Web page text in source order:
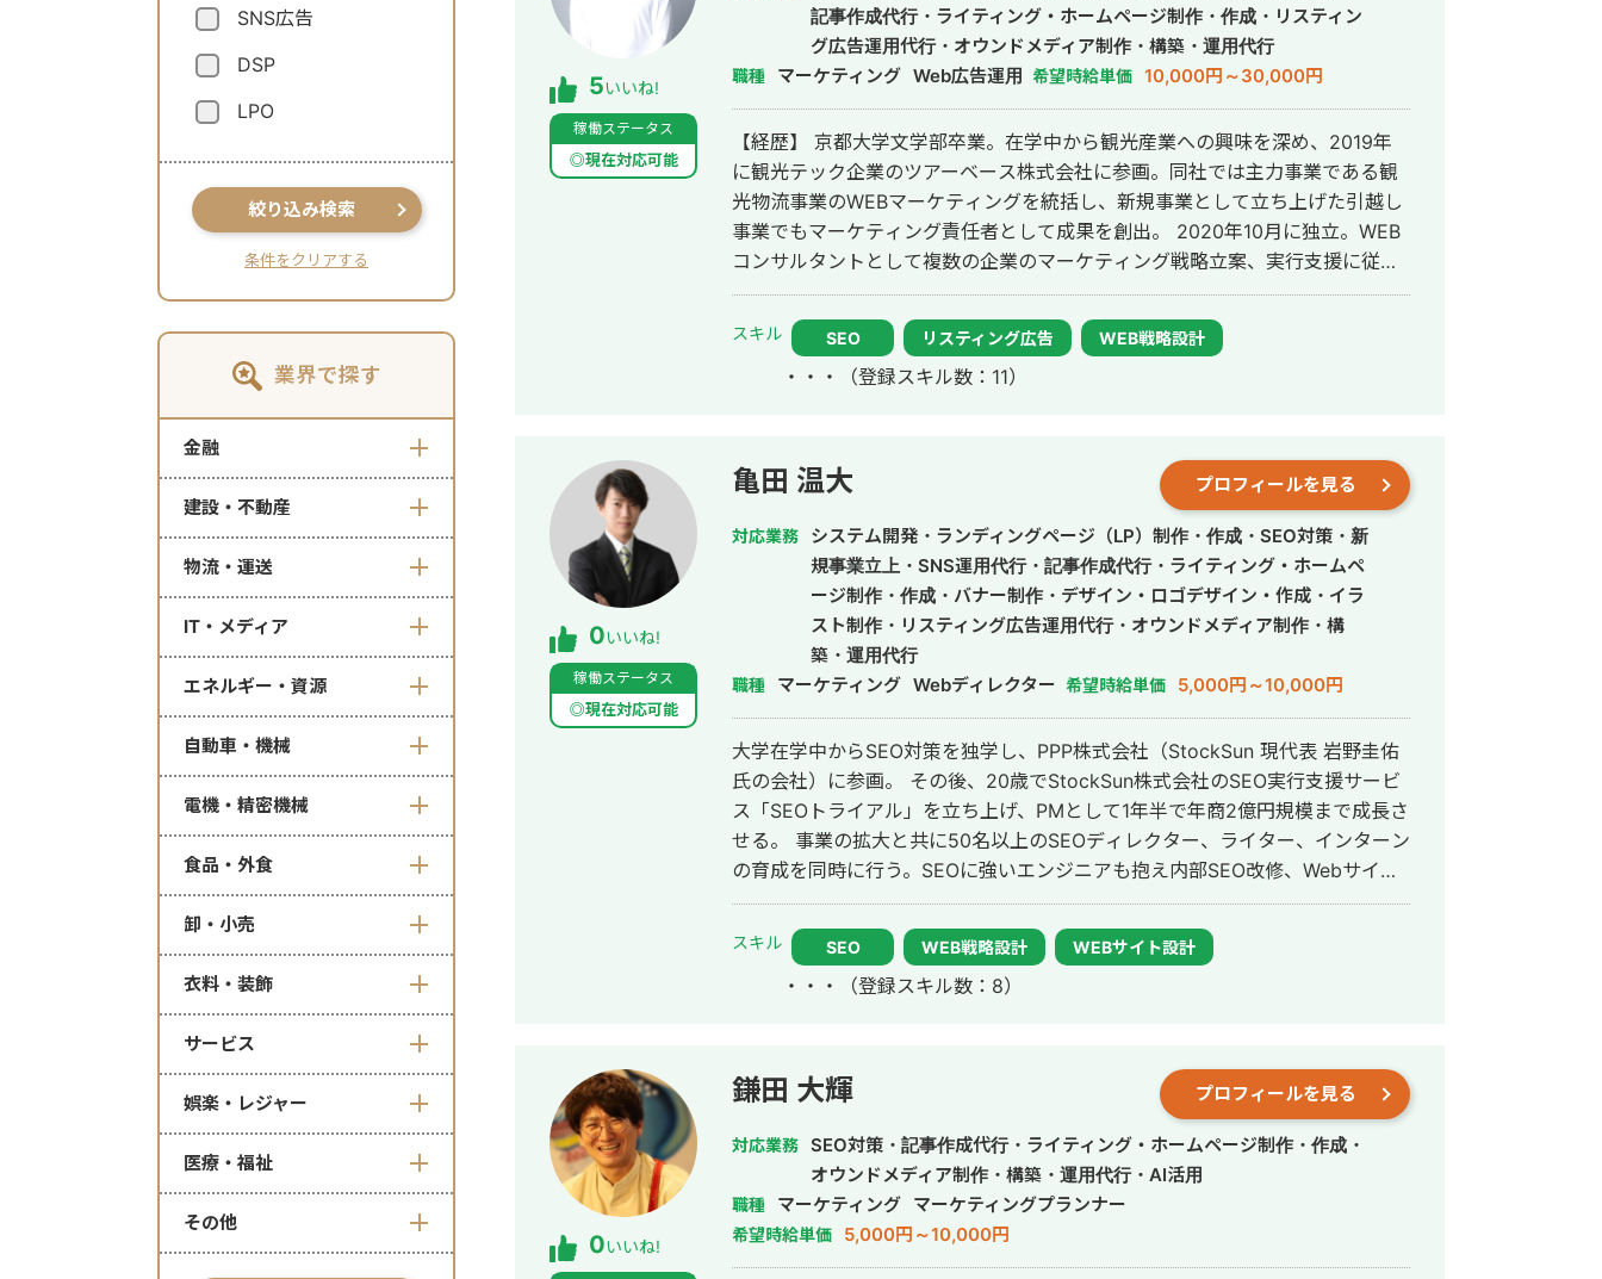
SNS広告
DSP
LPO
絞り込み検索
条件をクリアする
業界で探す
金融
建設・不動産
物流・運送
IT・メディア
エネルギー・資源
自動車・機械
電機・精密機械
食品・外食
卸・小売
衣料・装飾
サービス
娯楽・レジャー
医療・福祉
その他
5いいね!
稼働ステータス
◎現在対応可能
記事作成代行・ライティング・ホームページ制作・作成・リスティン
グ広告運用代行・オウンドメディア制作・構築・運用代行
職種 マーケティング Web広告運用 希望時給単価 10,000円～30,000円
【経歴】 京都大学文学部卒業。在学中から観光産業への興味を深め、2019年
に観光テック企業のツアーベース株式会社に参画。同社では主力事業である観
光物流事業のWEBマーケティングを統括し、新規事業として立ち上げた引越し
事業でもマーケティング責任者として成果を創出。 2020年10月に独立。WEB
コンサルタントとして複数の企業のマーケティング戦略立案、実行支援に従
事。特にBtoBマーケティング、リードジェネレーション、SEO戦略の領域で支
援実績を重ねる。 2021年6月、デジタルマーケティング支援を手がける株式会
社deltaを設立、代表取締役に就任。20社以上のクライアントの事業成長を支
援している。WEBマーケティング戦略の立案から実行支援、社内体制の構築ま
回収会社様 ご依頼内容：飛び込みで集客していたが、WEBでの集客を始めたい
施策：まずはすぐに結果のでるリスティング広告から始めることを提案。 不用
品回収業者は悪質業者が多いことから、安心・安全を訴求したLPを作成しリス
ティング広告を開始。 結果：CPA1500円で毎月の問い合わせが30件達成 ・関
西エリアの引越し業者様 ご依頼内容：リスティング広告からの売上があまり上
がらない。 またSEO対策を行ってリスティング広告の予算を減らしたい。 施
策：リスティング広告の予算を少しずつ減らしながら、SEOの記事作成を開
始。 結果：リスティング広告はターゲットを単身から家族へ変更することで売
2万PVを達成し、月間の問い合わせ数が5〜10件継続的に発生。 ・東京の不用
品回収業者 ご依頼内容 ・大阪の外壁塗装業者
スキル SEO リスティング広告 WEB戦略設計
・・・ （登録スキル数：11）
0いいね!
稼働ステータス
◎現在対応可能
亀田 温大 プロフィールを見る
対応業務
システム開発・ランディングページ（LP）制作・作成・SEO対策・新
規事業立上・SNS運用代行・記事作成代行・ライティング・ホームペ
ージ制作・作成・バナー制作・デザイン・ロゴデザイン・作成・イラ
スト制作・リスティング広告運用代行・オウンドメディア制作・構
築・運用代行
職種 マーケティング Webディレクター 希望時給単価 5,000円～10,000円
大学在学中からSEO対策を独学し、PPP株式会社（StockSun 現代表 岩野圭佑
氏の会社）に参画。 その後、20歳でStockSun株式会社のSEO実行支援サービ
ス「SEOトライアル」を立ち上げ、PMとして1年半で年商2億円規模まで成長さ
せる。 事業の拡大と共に50名以上のSEOディレクター、ライター、インターン
の育成を同時に行う。SEOに強いエンジニアも抱え内部SEO改修、Webサイト
制作から一気通貫のご支援も可能 月間300本以上の記事制作/リライト、200本
の被リンク獲得代行、常時10サイトの内部SEO改修の実行支援をディレクショ
ン。 常時70件以上のクライアント対応の統括。1年で対応したクライアントは
200件以上。 プロのセールスライターチームも束ね、記事はもちろん、LPのコ
活気と成果を届けます。
スキル SEO WEB戦略設計 WEBサイト設計
・・・ （登録スキル数：8）
0いいね!
鎌田 大輝 プロフィールを見る
対応業務 SEO対策・記事作成代行・ライティング・ホームページ制作・作成・
オウンドメディア制作・構築・運用代行・AI活用
職種 マーケティング マーケティングプランナー
希望時給単価 5,000円～10,000円